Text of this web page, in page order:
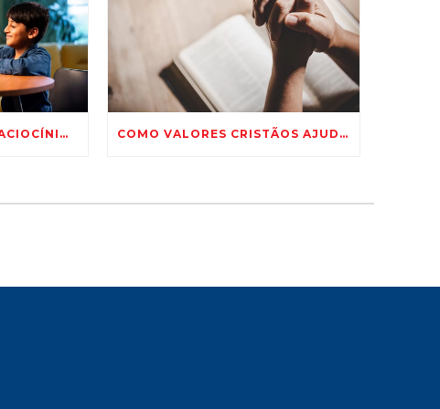
COMO ESTIMULAR O RACIOCÍNIO LÓGICO INFANTIL COM 5 IDEIAS PRÁTICAS
COMO VALORES CRISTÃOS AJUDAM NA TOMADA DE DECISÕES?